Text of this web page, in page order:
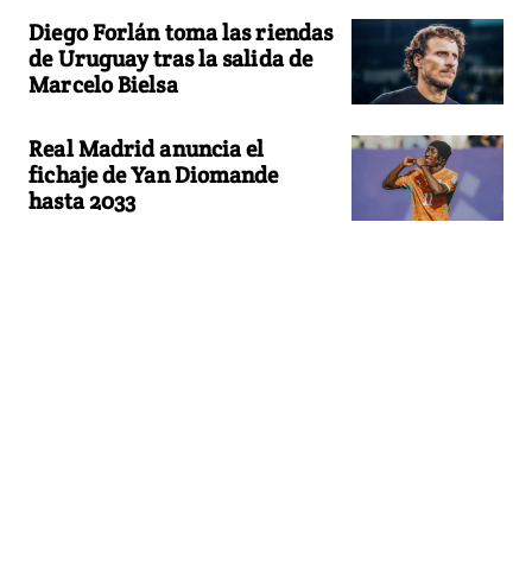
Diego Forlán toma las riendas
de Uruguay tras la salida de
Marcelo Bielsa
Real Madrid anuncia el
fichaje de Yan Diomande
hasta 2033